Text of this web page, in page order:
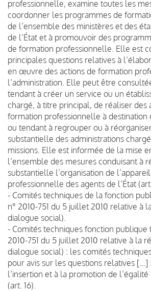
professionnelle, examine toutes les
coordonner les programmes de
de l’ensemble des ministères et des
de l’État et à promouvoir des
de formation professionnelle. Elle est
principales questions relatives à
en œuvre des actions de formation
l’administration. Elle peut être
tendant à créer un service ou un
chargé, à titre principal, de réaliser des
formation professionnelle à destination
ou tendant à regrouper ou à
substantielle des administrations
missions. Elle est informée de la mise
l’ensemble des mesures conduisant à
substantielle l’organisation de
professionnelle des agents de l’État (art.
- Comités techniques de la fonction
n° 2010-751 du 5 juillet 2010 relative à
dialogue social).
- Comités techniques fonction publique
2010-751 du 5 juillet 2010 relative à la
dialogue social) : les comités
pour avis sur les questions relatives […]
l’insertion et à la promotion de
(art. 16).